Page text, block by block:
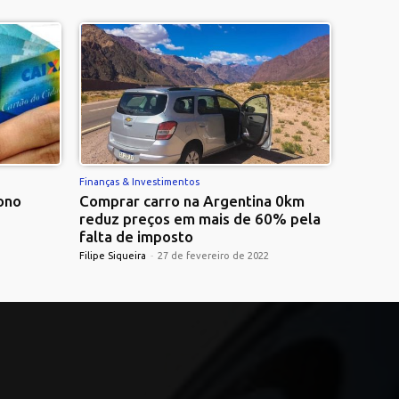
Finanças & Investimentos
Comprar carro na Argentina 0km
reduz preços em mais de 60% pela
falta de imposto
Filipe Siqueira - 27 de fevereiro de 2022